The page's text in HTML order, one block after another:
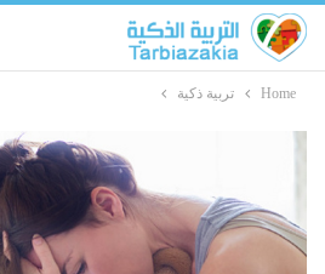
Home تربية ذكية